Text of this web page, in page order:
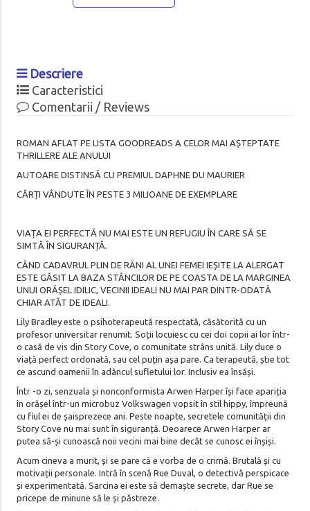
Descriere
Caracteristici
Comentarii / Reviews
ROMAN AFLAT PE LISTA GOODREADS A CELOR MAI AȘTEPTATE
THRILLERE ALE ANULUI
AUTOARE DISTINSĂ CU PREMIUL DAPHNE DU MAURIER
CĂRȚI VÂNDUTE ÎN PESTE 3 MILIOANE DE EXEMPLARE
VIAȚA EI PERFECTĂ NU MAI ESTE UN REFUGIU ÎN CARE SĂ SE
SIMTĂ ÎN SIGURANȚĂ.
CÂND CADAVRUL PLIN DE RĂNI AL UNEI FEMEI IEȘITE LA ALERGAT
ESTE GĂSIT LA BAZA STÂNCILOR DE PE COASTA DE LA MARGINEA
UNUI ORĂȘEL IDILIC, VECINII IDEALI NU MAI PAR DINTR-ODATĂ
CHIAR ATÂT DE IDEALI.
Lily Bradley este o psihoterapeută respectată, căsătorită cu un
profesor universitar renumit. Soții locuiesc cu cei doi copii ai lor într-
o casă de vis din Story Cove, o comunitate strâns unită. Lily duce o
viață perfect ordonată, sau cel puțin așa pare. Ca terapeută, știe tot
ce ascund oamenii în adâncul sufletului lor. Inclusiv ea însăși.
Într -o zi, senzuala și nonconformista Arwen Harper își face apariția
în orășel într-un microbuz Volkswagen vopsit în stil hippy, împreună
cu fiul ei de șaisprezece ani. Peste noapte, secretele comunității din
Story Cove nu mai sunt în siguranță. Deoarece Arwen Harper ar
putea să-și cunoască noii vecini mai bine decât se cunosc ei înșiși.
Acum cineva a murit, și se pare că e vorba de o crimă. Brutală și cu
motivații personale. Intră în scenă Rue Duval, o detectivă perspicace
și experimentată. Sarcina ei este să demaște secrete, dar Rue se
pricepe de minune să le și păstreze.